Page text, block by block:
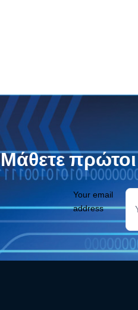
Μάθετε πρώτοι
Your email
address